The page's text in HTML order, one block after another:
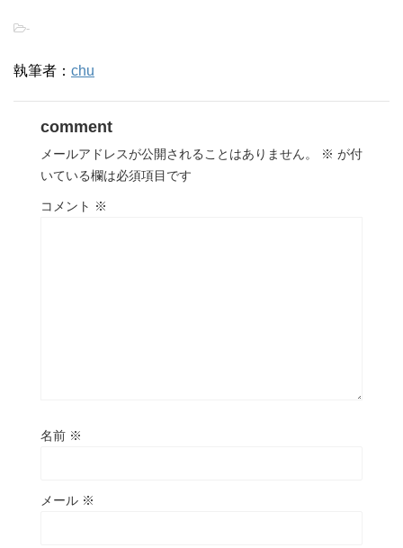
-
執筆者： chu
comment
メールアドレスが公開されることはありません。 ※ が付
いている欄は必須項目です
コメント ※
名前 ※
メール ※